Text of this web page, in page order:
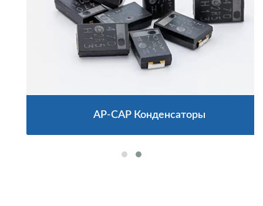
AP-CAP Конденсаторы